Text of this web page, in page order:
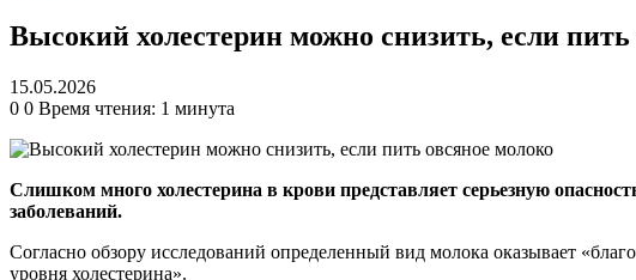
Высокий холестерин можно снизить, если пить
15.05.2026
0 0 Время чтения: 1 минута
Слишком много холестерина в крови представляет серьезную
заболеваний.
Согласно обзору исследований определенный вид молока оказывает
уровня холестерина».